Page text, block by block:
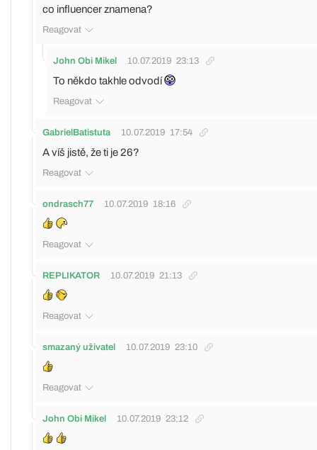
co influencer znamena?
Reagovat
John Obi Mikel 10.07.2019 23:13
To někdo takhle odvodí
Reagovat
GabrielBatistuta 10.07.2019 17:54
A víš jistě, že ti je 26?
Reagovat
ondrasch77 10.07.2019 18:16
Reagovat
REPLIKATOR 10.07.2019 21:13
Reagovat
smazaný uživatel 10.07.2019 23:10
Reagovat
John Obi Mikel 10.07.2019 23:12